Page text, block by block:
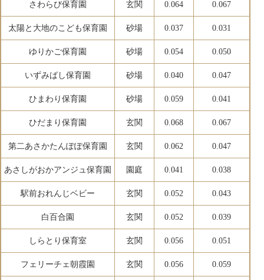
さわらび保育園 玄関 0.064 0.067
太陽と大地のこども保育園 砂場 0.037 0.031
ゆりかご保育園 砂場 0.054 0.050
いずみばし保育園 砂場 0.040 0.047
ひまわり保育園 砂場 0.059 0.041
ひだまり保育園 玄関 0.068 0.067
第二あさかたんぽぽ保育園 玄関 0.062 0.047
あさしがおかアンジュ保育園 園庭 0.041 0.038
駅前おれんじベビー 玄関 0.052 0.043
白百合園 玄関 0.052 0.039
しらとり保育室 玄関 0.056 0.051
フェリーチェ朝霞園 玄関 0.056 0.059